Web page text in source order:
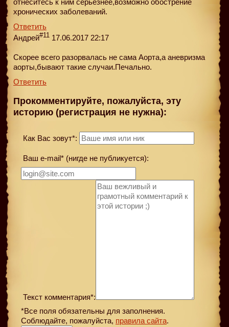
хронических заболеваний.
Ответить
Андрей#11 17.06.2017 22:17
Скорее всего разорвалась не сама Аорта,а аневризма
аорты,бывают такие случаи.Печально.
Ответить
Прокомментируйте, пожалуйста, эту
историю (регистрация не нужна):
Как Вас зовут*:
Ваш e-mail* (нигде не публикуется):
Текст комментария*:
*Все поля обязательны для заполнения.
Соблюдайте, пожалуйста, правила сайта.